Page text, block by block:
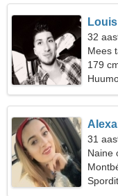
Louis
32
Mees
179
31
Naine